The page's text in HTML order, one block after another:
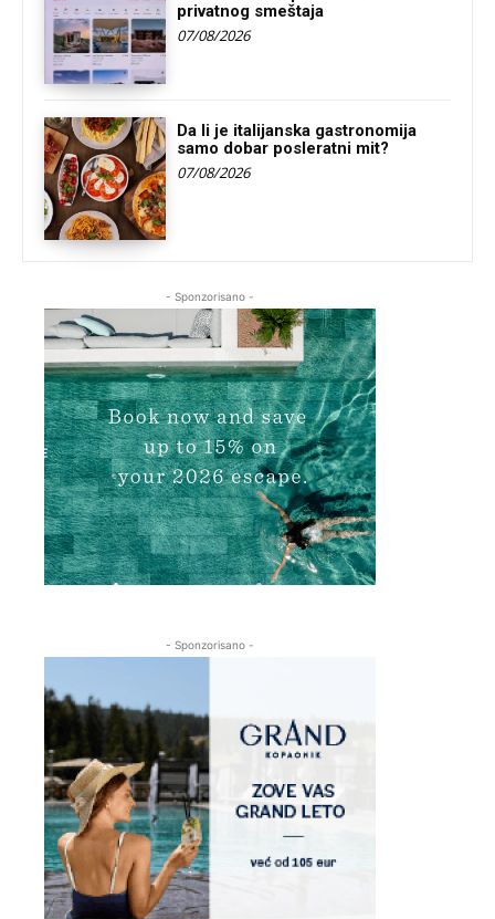
privatnog smeštaja
07/08/2026
Da li je italijanska gastronomija
samo dobar posleratni mit?
07/08/2026
- Sponzorisano -
- Sponzorisano -